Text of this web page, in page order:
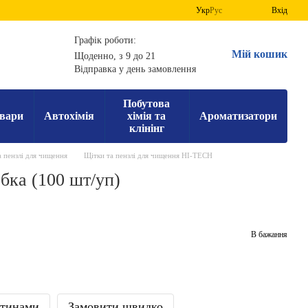
УкрРус Вхід
Графік роботи:
Щоденно, з 9 до 21
Відправка у день замовлення
Мій кошик
Автохімія
Побутова
хімія та
клінінг
Ароматизатори
пензлі для чищення Щітки та пензлі для чищення HI-TECH
(100 шт/уп)
В бажання